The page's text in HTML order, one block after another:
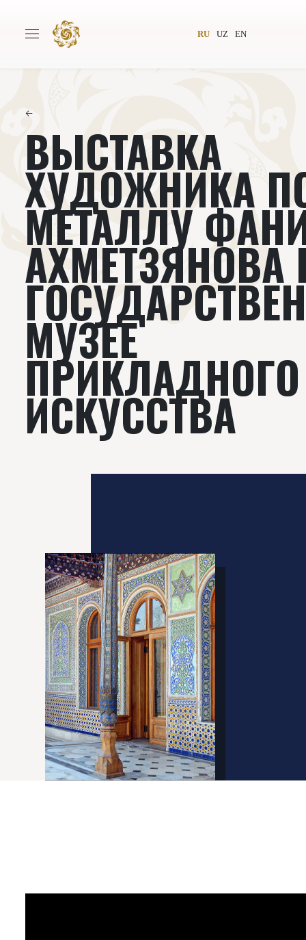
RU UZ EN
Авторы Всемирное общество
Издательство Новости
Проекты Подкасты
Книги Видеолекторий
←
ВЫСТАВКА
ХУДОЖНИКА
МЕТАЛЛУ
АХМЕТЗЯНОВА
МУЗЕЕ
ПРИКЛАДНОГО
ИСКУССТВА